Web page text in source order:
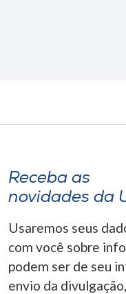
Receba as
novidades da
Usaremos seus
com você sobre
podem ser de seu
envio da